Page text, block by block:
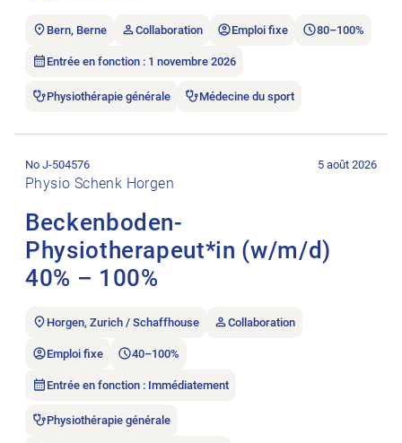
Bern, Berne Collaboration Emploi fixe 80–100%
Entrée en fonction : 1 novembre 2026
Physiothérapie générale Médecine du sport
Physio Schenk Horgen
Beckenboden-
Physiotherapeut*in (w/m/d)
40% – 100%
No J-504576 5 août 2026
Horgen, Zurich / Schaffhouse Collaboration
Emploi fixe 40–100%
Entrée en fonction : Immédiatement
Physiothérapie générale